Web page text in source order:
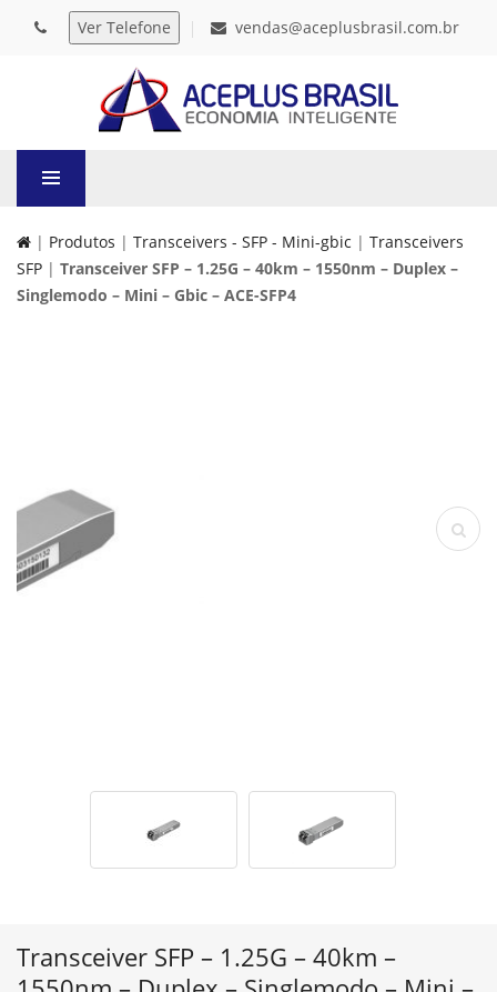
vendas@aceplusbrasil.com.br
| Produtos | Transceivers - SFP - Mini-gbic | Transceivers
SFP | Transceiver SFP – 1.25G – 40km – 1550nm – Duplex –
Singlemodo – Mini – Gbic – ACE-SFP4
Transceiver SFP – 1.25G – 40km –